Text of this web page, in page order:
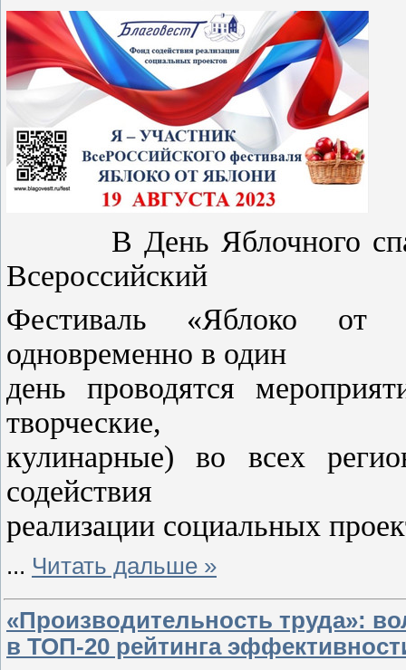
В День Яблочного спаса
Всероссийский
Фестиваль «Яблоко от
одновременно в один
день проводятся
творческие,
кулинарные) во всех
содействия
реализации социальных
... Читать дальше »
«Производительность труда»:
в ТОП-20 рейтинга